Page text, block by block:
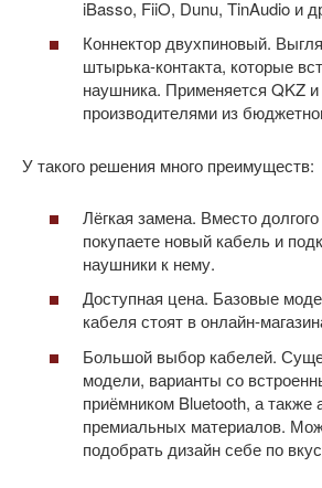
iBasso, FiiO, Dunu, TinAudio и
Коннектор двухпиновый.
штырька-контакта, которые
наушника. Применяется QKZ
производителями из
У такого решения много преимуществ:
Лёгкая замена. Вместо
покупаете новый кабель и
наушники к нему.
Доступная цена. Базовые
кабеля стоят в онлайн-
Большой выбор кабелей.
модели, варианты со
приёмником Bluetooth, а также
премиальных материалов.
подобрать дизайн себе по